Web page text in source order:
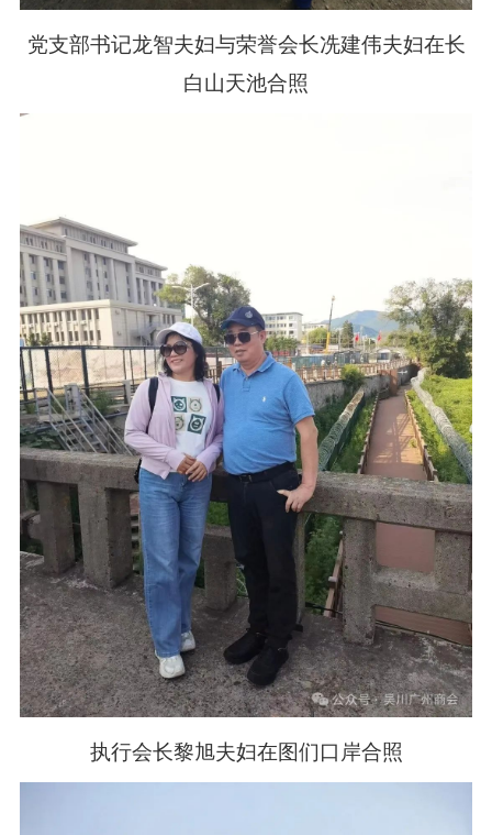
党支部书记龙智夫妇与荣誉会长冼建伟夫妇在长
白山天池合照
执行会长黎旭夫妇在图们口岸合照